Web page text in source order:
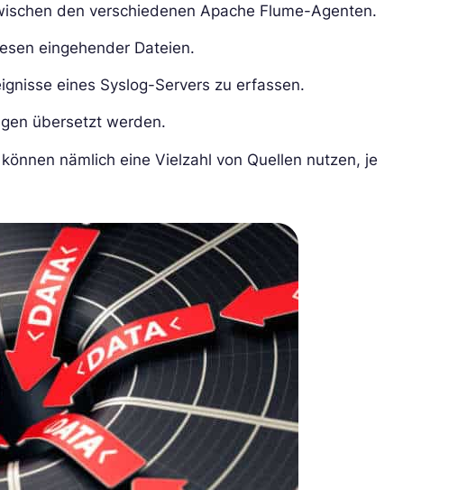
den verschiedenen Apache Flume-Agenten.
eingehender Dateien.
eines Syslog-Servers zu erfassen.
übersetzt werden.
nämlich eine Vielzahl von Quellen nutzen, je